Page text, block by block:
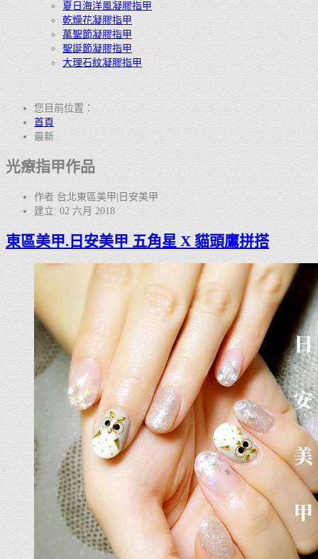
夏日海洋風凝膠指甲
乾燥花凝膠指甲
萬聖節凝膠指甲
聖誕節凝膠指甲
大理石紋凝膠指甲
您目前位置：
首頁
最新
光療指甲作品
作者 台北東區美甲|日安美甲
建立: 02 六月 2018
東區美甲.日安美甲 五角星 X 貓頭鷹拼搭